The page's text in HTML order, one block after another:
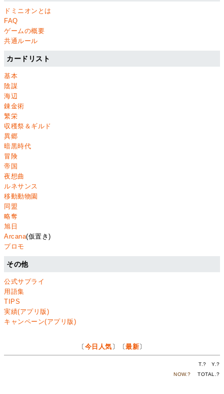
ドミニオンとは
FAQ
ゲームの概要
共通ルール
カードリスト
基本
陰謀
海辺
錬金術
繁栄
収穫祭＆ギルド
異郷
暗黒時代
冒険
帝国
夜想曲
ルネサンス
移動動物園
同盟
略奪
旭日
Arcana(仮置き)
プロモ
その他
公式サプライ
用語集
TIPS
実績(アプリ版)
キャンペーン(アプリ版)
〔今日人気〕〔最新〕
T.? Y.?
NOW.? TOTAL.?